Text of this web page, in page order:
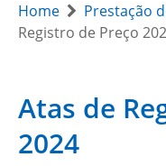
Home Prestação
Registro de Preço
Atas de
2024